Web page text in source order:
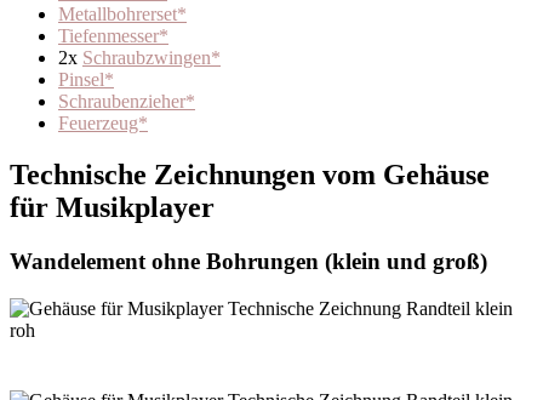
Metallbohrerset*
Tiefenmesser*
2x Schraubzwingen*
Pinsel*
Schraubenzieher*
Feuerzeug*
Technische Zeichnungen vom Gehäuse
für Musikplayer
Wandelement ohne Bohrungen (klein und groß)